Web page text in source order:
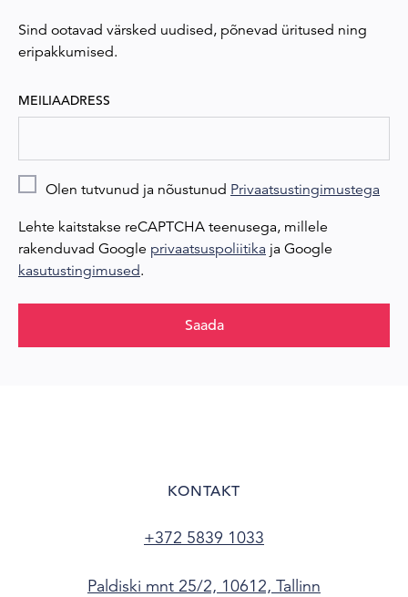
Sind ootavad värsked uudised, põnevad üritused ning
eripakkumised.
MEILIAADRESS
Olen tutvunud ja nõustunud Privaatsustingimustega
Lehte kaitstakse reCAPTCHA teenusega, millele
rakenduvad Google privaatsuspoliitika ja Google
kasutustingimused.
Saada
KONTAKT
+372 5839 1033
Paldiski mnt 25/2, 10612, Tallinn